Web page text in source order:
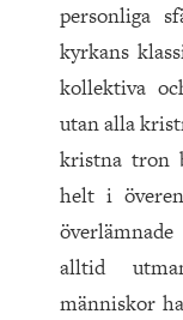
personliga
kyrkans
kollektiva
utan alla
kristna tron
helt i
alltid
människor